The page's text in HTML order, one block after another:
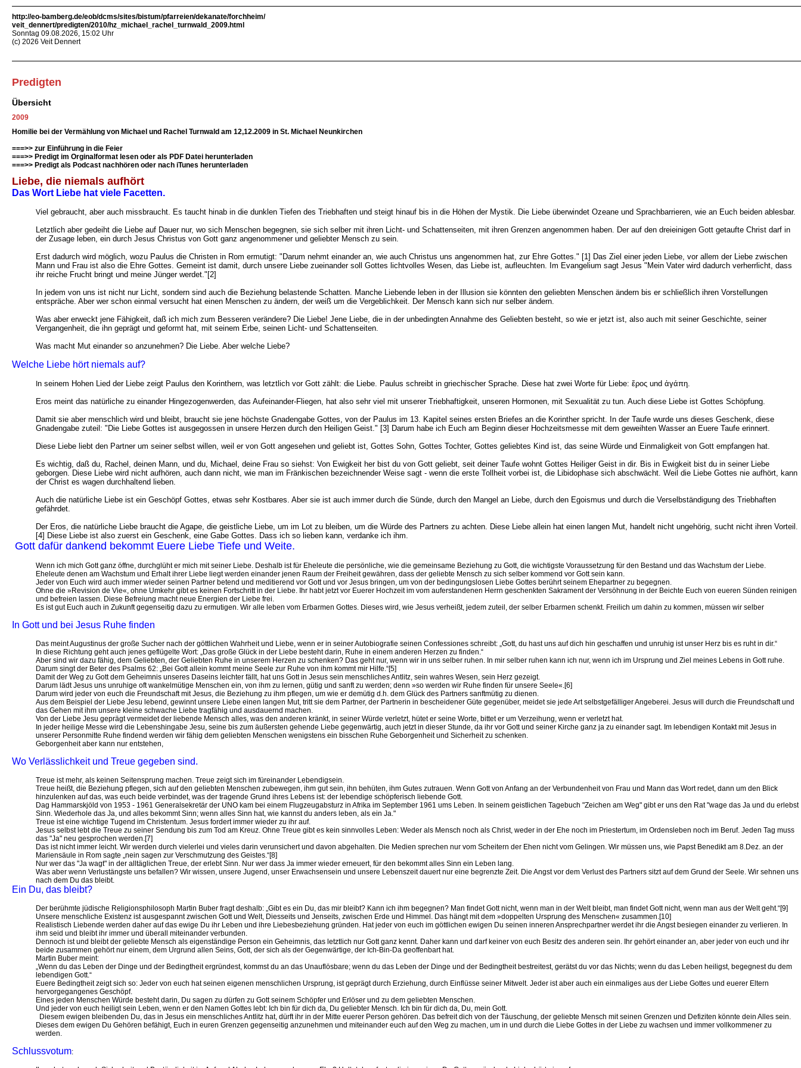
http://eo-bamberg.de/eob/dcms/sites/bistum/pfarreien/dekanate/forchheim/
veit_dennert/predigten/2010/hz_michael_rachel_turnwald_2009.html
Sonntag 09.08.2026, 15:02 Uhr
(c) 2026 Veit Dennert
Predigten
Übersicht
2009
Homilie bei der Vermählung von Michael und Rachel Turnwald am 12,12.2009 in St. Michael Neunkirchen
===>> zur Einführung in die Feier
===>> Predigt im Orginalformat lesen oder als PDF Datei herunterladen
===>> Predigt als Podcast nachhören oder nach iTunes herunterladen
Liebe, die niemals aufhört
Das Wort Liebe hat viele Facetten.
Viel gebraucht, aber auch missbraucht. Es taucht hinab in die dunklen Tiefen des Triebhaften und steigt hinauf bis in die Höhen der Mystik. Die Liebe überwindet Ozeane und Sprachbarrieren, wie an Euch beiden ablesbar.
Letztlich aber gedeiht die Liebe auf Dauer nur, wo sich Menschen begegnen, sie sich selber mit ihren Licht- und Schattenseiten, mit ihren Grenzen angenommen haben. Der auf den dreieinigen Gott getaufte Christ darf in
der Zusage leben, ein durch Jesus Christus von Gott ganz angenommener und geliebter Mensch zu sein.
Erst dadurch wird möglich, wozu Paulus die Christen in Rom ermutigt: "Darum nehmt einander an, wie auch Christus uns angenommen hat, zur Ehre Gottes." [1] Das Ziel einer jeden Liebe, vor allem der Liebe zwischen
Mann und Frau ist also die Ehre Gottes. Gemeint ist damit, durch unsere Liebe zueinander soll Gottes lichtvolles Wesen, das Liebe ist, aufleuchten. Im Evangelium sagt Jesus "Mein Vater wird dadurch verherrlicht, dass
ihr reiche Frucht bringt und meine Jünger werdet."[2]
In jedem von uns ist nicht nur Licht, sondern sind auch die Beziehung belastende Schatten. Manche Liebende leben in der Illusion sie könnten den geliebten Menschen ändern bis er schließlich ihren Vorstellungen
entspräche. Aber wer schon einmal versucht hat einen Menschen zu ändern, der weiß um die Vergeblichkeit. Der Mensch kann sich nur selber ändern.
Was aber erweckt jene Fähigkeit, daß ich mich zum Besseren verändere? Die Liebe! Jene Liebe, die in der unbedingten Annahme des Geliebten besteht, so wie er jetzt ist, also auch mit seiner Geschichte, seiner
Vergangenheit, die ihn geprägt und geformt hat, mit seinem Erbe, seinen Licht- und Schattenseiten.
Was macht Mut einander so anzunehmen? Die Liebe. Aber welche Liebe?
Welche Liebe hört niemals auf?
n seinem Hohen Lied der Liebe zeigt Paulus den Korinthern, was letztlich vor Gott zählt: die Liebe. Paulus schreibt in griechischer Sprache. Diese hat zwei Worte für Liebe: ἔρος und ἀγάπη.
Eros meint das natürliche zu einander Hingezogenwerden, das Aufeinander-Fliegen, hat also sehr viel mit unserer Triebhaftigkeit, unseren Hormonen, mit Sexualität zu tun. Auch diese Liebe ist Gottes Schöpfung.
Damit sie aber menschlich wird und bleibt, braucht sie jene höchste Gnadengabe Gottes, von der Paulus im 13. Kapitel seines ersten Briefes an die Korinther spricht. In der Taufe wurde uns dieses Geschenk, diese
Gnadengabe zuteil: "Die Liebe Gottes ist ausgegossen in unsere Herzen durch den Heiligen Geist." [3] Darum habe ich Euch am Beginn dieser Hochzeitsmesse mit dem geweihten Wasser an Euere Taufe erinnert.
Diese Liebe liebt den Partner um seiner selbst willen, weil er von Gott angesehen und geliebt ist, Gottes Sohn, Gottes Tochter, Gottes geliebtes Kind ist, das seine Würde und Einmaligkeit von Gott empfangen hat.
Es wichtig, daß du, Rachel, deinen Mann, und du, Michael, deine Frau so siehst: Von Ewigkeit her bist du von Gott geliebt, seit deiner Taufe wohnt Gottes Heiliger Geist in dir. Bis in Ewigkeit bist du in seiner Liebe
geborgen. Diese Liebe wird nicht aufhören, auch dann nicht, wie man im Fränkischen bezeichnender Weise sagt - wenn die erste Tollheit vorbei ist, die Libidophase sich abschwächt. Weil die Liebe Gottes nie aufhört, kann
der Christ es wagen durchhaltend lieben.
Auch die natürliche Liebe ist ein Geschöpf Gottes, etwas sehr Kostbares. Aber sie ist auch immer durch die Sünde, durch den Mangel an Liebe, durch den Egoismus und durch die Verselbständigung des Triebhaften
gefährdet.
Der Eros, die natürliche Liebe braucht die Agape, die geistliche Liebe, um im Lot zu bleiben, um die Würde des Partners zu achten. Diese Liebe allein hat einen langen Mut, handelt nicht ungehörig, sucht nicht ihren Vorteil.
[4] Diese Liebe ist also zuerst ein Geschenk, eine Gabe Gottes. Dass ich so lieben kann, verdanke ich ihm.
Gott dafür dankend bekommt Euere Liebe Tiefe und Weite.
Wenn ich mich Gott ganz öffne, durchglüht er mich mit seiner Liebe. Deshalb ist für Eheleute die persönliche, wie die gemeinsame Beziehung zu Gott, die wichtigste Voraussetzung für den Bestand und das Wachstum der Liebe.
Eheleute denen am Wachstum und Erhalt ihrer Liebe liegt werden einander jenen Raum der Freiheit gewähren, dass der geliebte Mensch zu sich selber kommend vor Gott sein kann.
Jeder von Euch wird auch immer wieder seinen Partner betend und meditierend vor Gott und vor Jesus bringen, um von der bedingungslosen Liebe Gottes berührt seinem Ehepartner zu begegnen.
Ohne die »Revision de Vie«, ohne Umkehr gibt es keinen Fortschritt in der Liebe. Ihr habt jetzt vor Euerer Hochzeit im vom auferstandenen Herrn geschenkten Sakrament der Versöhnung in der Beichte Euch von eueren Sünden reinigen
und befreien lassen. Diese Befreiung macht neue Energien der Liebe frei.
Es ist gut Euch auch in Zukunft gegenseitig dazu zu ermutigen. Wir alle leben vom Erbarmen Gottes. Dieses wird, wie Jesus verheißt, jedem zuteil, der selber Erbarmen schenkt. Freilich um dahin zu kommen, müssen wir selber
In Gott und bei Jesus Ruhe finden
Das meint Augustinus der große Sucher nach der göttlichen Wahrheit und Liebe, wenn er in seiner Autobiografie seinen Confessiones schreibt: „Gott, du hast uns auf dich hin geschaffen und unruhig ist unser Herz bis es ruht in dir.“
In diese Richtung geht auch jenes geflügelte Wort: „Das große Glück in der Liebe besteht darin, Ruhe in einem anderen Herzen zu finden.“
Aber sind wir dazu fähig, dem Geliebten, der Geliebten Ruhe in unserem Herzen zu schenken? Das geht nur, wenn wir in uns selber ruhen. In mir selber ruhen kann ich nur, wenn ich im Ursprung und Ziel meines Lebens in Gott ruhe.
Darum singt der Beter des Psalms 62: „Bei Gott allein kommt meine Seele zur Ruhe von ihm kommt mir Hilfe.“[5]
Damit der Weg zu Gott dem Geheimnis unseres Daseins leichter fällt, hat uns Gott in Jesus sein menschliches Antlitz, sein wahres Wesen, sein Herz gezeigt.
Darum lädt Jesus uns unruhige oft wankelmütige Menschen ein, von ihm zu lernen, gütig und sanft zu werden; denn »so werden wir Ruhe finden für unsere Seele«.[6]
Darum wird jeder von euch die Freundschaft mit Jesus, die Beziehung zu ihm pflegen, um wie er demütig d.h. dem Glück des Partners sanftmütig zu dienen.
Aus dem Beispiel der Liebe Jesu lebend, gewinnt unsere Liebe einen langen Mut, tritt sie dem Partner, der Partnerin in bescheidener Güte gegenüber, meidet sie jede Art selbstgefälliger Angeberei. Jesus will durch die Freundschaft und
das Gehen mit ihm unsere kleine schwache Liebe tragfähig und ausdauernd machen.
Von der Liebe Jesu geprägt vermeidet der liebende Mensch alles, was den anderen kränkt, in seiner Würde verletzt, hütet er seine Worte, bittet er um Verzeihung, wenn er verletzt hat.
In jeder heilige Messe wird die Lebenshingabe Jesu, seine bis zum äußersten gehende Liebe gegenwärtig, auch jetzt in dieser Stunde, da ihr vor Gott und seiner Kirche ganz ja zu einander sagt. Im lebendigen Kontakt mit Jesus in
unserer Personmitte Ruhe findend werden wir fähig dem geliebten Menschen wenigstens ein bisschen Ruhe Geborgenheit und Sicherheit zu schenken.
Geborgenheit aber kann nur entstehen,
Wo Verlässlichkeit und Treue gegeben sind.
Treue ist mehr, als keinen Seitensprung machen. Treue zeigt sich im füreinander Lebendigsein.
Treue heißt, die Beziehung pflegen, sich auf den geliebten Menschen zubewegen, ihm gut sein, ihn behüten, ihm Gutes zutrauen. Wenn Gott von Anfang an der Verbundenheit von Frau und Mann das Wort redet, dann um den Blick
hinzulenken auf das, was euch beide verbindet, was der tragende Grund ihres Lebens ist: der lebendige schöpferisch liebende Gott.
Dag Hammarskjöld von 1953 - 1961 Generalsekretär der UNO kam bei einem Flugzeugabsturz in Afrika im September 1961 ums Leben. In seinem geistlichen Tagebuch "Zeichen am Weg" gibt er uns den Rat "wage das Ja und du erlebst
Sinn. Wiederhole das Ja, und alles bekommt Sinn; wenn alles Sinn hat, wie kannst du anders leben, als ein Ja."
Treue ist eine wichtige Tugend im Christentum. Jesus fordert immer wieder zu ihr auf.
Jesus selbst lebt die Treue zu seiner Sendung bis zum Tod am Kreuz. Ohne Treue gibt es kein sinnvolles Leben: Weder als Mensch noch als Christ, weder in der Ehe noch im Priestertum, im Ordensleben noch im Beruf. Jeden Tag muss
das "Ja" neu gesprochen werden.[7]
Das ist nicht immer leicht. Wir werden durch vielerlei und vieles darin verunsichert und davon abgehalten. Die Medien sprechen nur vom Scheitern der Ehen nicht vom Gelingen. Wir müssen uns, wie Papst Benedikt am 8.Dez. an der
Mariensäule in Rom sagte „nein sagen zur Verschmutzung des Geistes.“[8]
Nur wer das "Ja wagt" in der alltäglichen Treue, der erlebt Sinn. Nur wer dass Ja immer wieder erneuert, für den bekommt alles Sinn ein Leben lang.
Was aber wenn Verlustängste uns befallen? Wir wissen, unsere Jugend, unser Erwachsensein und unsere Lebenszeit dauert nur eine begrenzte Zeit. Die Angst vor dem Verlust des Partners sitzt auf dem Grund der Seele. Wir sehnen uns
nach dem Du das bleibt.
Ein Du, das bleibt?
Der berühmte jüdische Religionsphilosoph Martin Buber fragt deshalb: „Gibt es ein Du, das mir bleibt? Kann ich ihm begegnen? Man findet Gott nicht, wenn man in der Welt bleibt, man findet Gott nicht, wenn man aus der Welt geht.“[9]
Unsere menschliche Existenz ist ausgespannt zwischen Gott und Welt, Diesseits und Jenseits, zwischen Erde und Himmel. Das hängt mit dem »doppelten Ursprung des Menschen« zusammen.[10]
Realistisch Liebende werden daher auf das ewige Du ihr Leben und ihre Liebesbeziehung gründen. Hat jeder von euch im göttlichen ewigen Du seinen inneren Ansprechpartner werdet ihr die Angst besiegen einander zu verlieren. In
ihm seid und bleibt ihr immer und überall miteinander verbunden.
Dennoch ist und bleibt der geliebte Mensch als eigenständige Person ein Geheimnis, das letztlich nur Gott ganz kennt. Daher kann und darf keiner von euch Besitz des anderen sein. Ihr gehört einander an, aber jeder von euch und ihr
beide zusammen gehört nur einem, dem Urgrund allen Seins, Gott, der sich als der Gegenwärtige, der Ich-Bin-Da geoffenbart hat.
Martin Buber meint:
„Wenn du das Leben der Dinge und der Bedingtheit ergründest, kommst du an das Unauflösbare; wenn du das Leben der Dinge und der Bedingtheit bestreitest, gerätst du vor das Nichts; wenn du das Leben heiligst, begegnest du dem
lebendigen Gott.“
Euere Bedingtheit zeigt sich so: Jeder von euch hat seinen eigenen menschlichen Ursprung, ist geprägt durch Erziehung, durch Einflüsse seiner Mitwelt. Jeder ist aber auch ein einmaliges aus der Liebe Gottes und euerer Eltern
hervorgegangenes Geschöpf.
Eines jeden Menschen Würde besteht darin, Du sagen zu dürfen zu Gott seinem Schöpfer und Erlöser und zu dem geliebten Menschen.
Und jeder von euch heiligt sein Leben, wenn er den Namen Gottes lebt: Ich bin für dich da, Du geliebter Mensch. Ich bin für dich da, Du, mein Gott.
Diesem ewigen bleibenden Du, das in Jesus ein menschliches Antlitz hat, dürft ihr in der Mitte euerer Person gehören. Das befreit dich von der Täuschung, der geliebte Mensch mit seinen Grenzen und Defiziten könnte dein Alles sein.
Dieses dem ewigen Du Gehören befähigt, Euch in euren Grenzen gegenseitig anzunehmen und miteinander euch auf den Weg zu machen, um in und durch die Liebe Gottes in der Liebe zu wachsen und immer vollkommener zu
werden.
Schlussvotum: